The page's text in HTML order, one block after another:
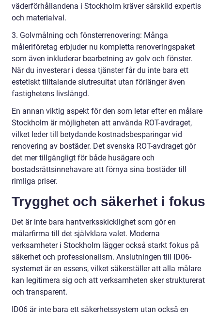
väderförhållandena i Stockholm kräver särskild expertis
och materialval.
3. Golvmålning och fönsterrenovering: Många
måleriföretag erbjuder nu kompletta renoveringspaket
som även inkluderar bearbetning av golv och fönster.
När du investerar i dessa tjänster får du inte bara ett
estetiskt tilltalande slutresultat utan förlänger även
fastighetens livslängd.
En annan viktig aspekt för den som letar efter en målare
Stockholm är möjligheten att använda ROT-avdraget,
vilket leder till betydande kostnadsbesparingar vid
renovering av bostäder. Det svenska ROT-avdraget gör
det mer tillgängligt för både husägare och
bostadsrättsinnehavare att förnya sina bostäder till
rimliga priser.
Trygghet och säkerhet i fokus
Det är inte bara hantverksskicklighet som gör en
målarfirma till det självklara valet. Moderna
verksamheter i Stockholm lägger också starkt fokus på
säkerhet och professionalism. Anslutningen till ID06-
systemet är en essens, vilket säkerställer att alla målare
kan legitimera sig och att verksamheten sker strukturerat
och transparent.
ID06 är inte bara ett säkerhetssystem utan också en